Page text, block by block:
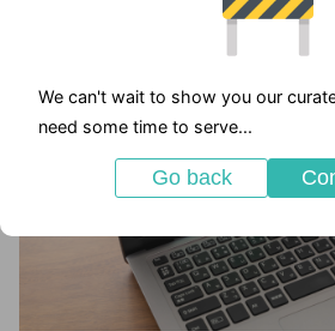
We can't wait to show you our
need some time to serve...
Go back